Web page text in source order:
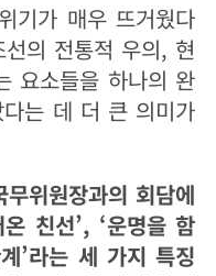
기가 매우 뜨거웠다
의 전통적 우의, 현
요소들을 하나의 완
는 데 더 큰 의미가
위원장과의 회담에
친선’, ‘운명을 함
’라는 세 가지 특징